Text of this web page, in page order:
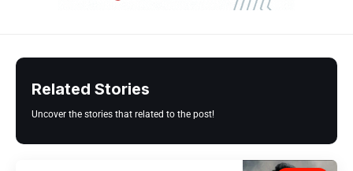
Related Stories
Uncover the stories that related to the post!